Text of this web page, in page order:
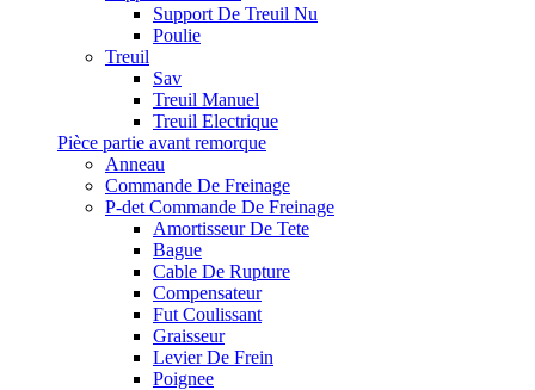
Support De Treuil Nu
Poulie
Treuil
Sav
Treuil Manuel
Treuil Electrique
Pièce partie avant remorque
Anneau
Commande De Freinage
P-det Commande De Freinage
Amortisseur De Tete
Bague
Cable De Rupture
Compensateur
Fut Coulissant
Graisseur
Levier De Frein
Poignee